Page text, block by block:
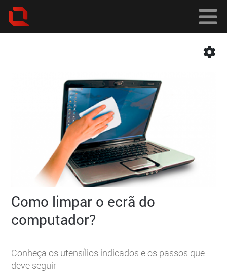
Como limpar o ecrã do
computador?
-
Conheça os utensílios indicados e os passos que
deve seguir